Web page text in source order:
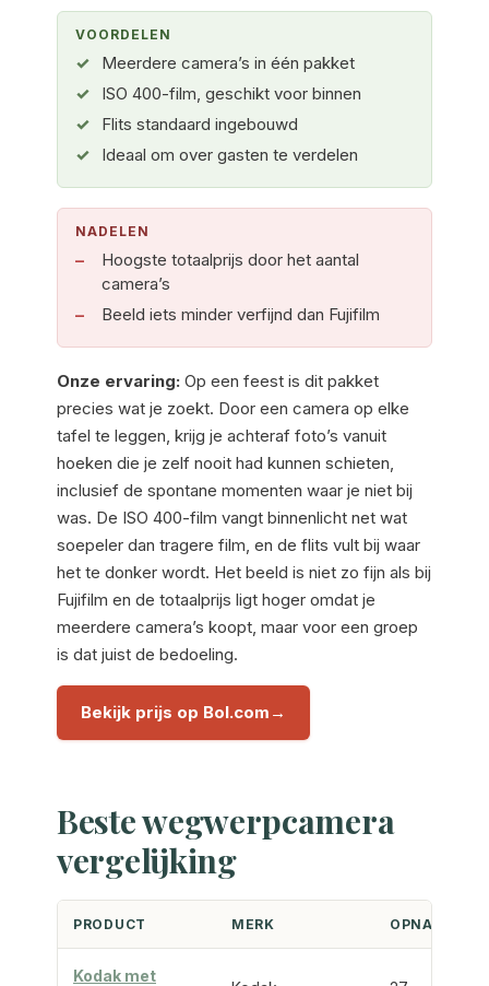
VOORDELEN
Meerdere camera’s in één pakket
ISO 400-film, geschikt voor binnen
Flits standaard ingebouwd
Ideaal om over gasten te verdelen
NADELEN
Hoogste totaalprijs door het aantal
camera’s
Beeld iets minder verfijnd dan Fujifilm
Onze ervaring: Op een feest is dit pakket
precies wat je zoekt. Door een camera op elke
tafel te leggen, krijg je achteraf foto’s vanuit
hoeken die je zelf nooit had kunnen schieten,
inclusief de spontane momenten waar je niet bij
was. De ISO 400-film vangt binnenlicht net wat
soepeler dan tragere film, en de flits vult bij waar
het te donker wordt. Het beeld is niet zo fijn als bij
Fujifilm en de totaalprijs ligt hoger omdat je
meerdere camera’s koopt, maar voor een groep
is dat juist de bedoeling.
Bekijk prijs op Bol.com
Beste wegwerpcamera
vergelijking
PRODUCT MERK OPNAMES
Kodak met